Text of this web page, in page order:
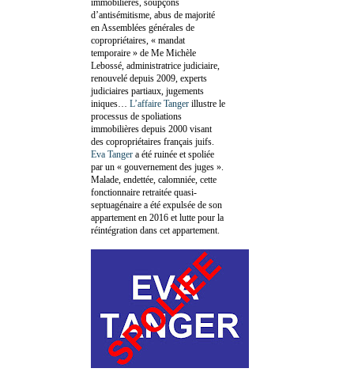
d’antisémitisme, abus de majorité
en Assemblées générales de
copropriétaires, « mandat
temporaire » de Me Michèle
Lebossé, administratrice judiciaire,
renouvelé depuis 2009, experts
judiciaires partiaux, jugements
iniques… L’affaire Tanger illustre le
processus de spoliations
immobilières depuis 2000 visant
des copropriétaires français juifs.
Eva Tanger a été ruinée et spoliée
par un « gouvernement des juges ».
Malade, endettée, calomniée, cette
fonctionnaire retraitée quasi-
septuagénaire a été expulsée de son
appartement en 2016 et lutte pour la
réintégration dans cet appartement.